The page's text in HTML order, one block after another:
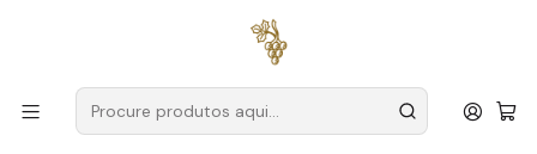
para encomendas a partir de
Produtores Vinho Verde
Alvaianas
Alvaianas Alvarinho 2024 Vinho Verde Branco 75cl